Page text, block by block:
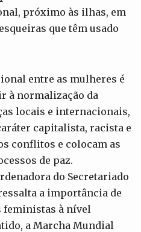
próximo às ilhas, em
que têm usado
entre as mulheres é
à normalização da
locais e internacionais,
capitalista, racista e
conflitos e colocam as
de paz.
do Secretariado
a importância de
feministas à nível
a Marcha Mundial